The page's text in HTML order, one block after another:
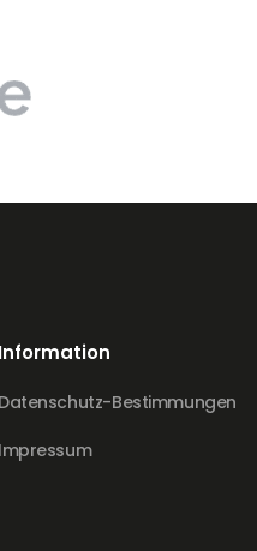
Information
Datenschutz-Bestimmungen
Impressum